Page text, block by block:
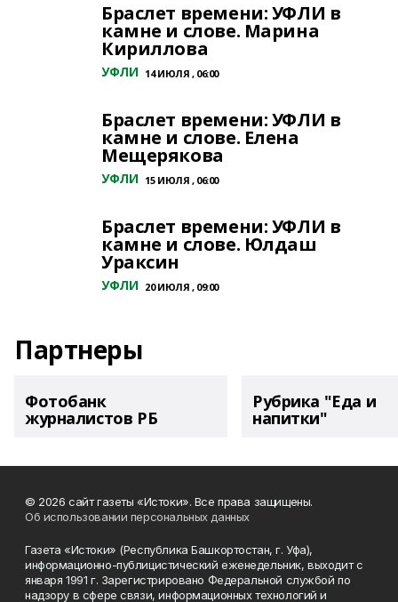
Браслет времени: УФЛИ в
камне и слове. Марина
Кириллова
УФЛИ 14 ИЮЛЯ , 06:00
Браслет времени: УФЛИ в
камне и слове. Елена
Мещерякова
УФЛИ 15 ИЮЛЯ , 06:00
Браслет времени: УФЛИ в
камне и слове. Юлдаш
Ураксин
УФЛИ 20 ИЮЛЯ , 09:00
Партнеры
Фотобанк
журналистов РБ
Рубрика "Еда и
напитки"
© 2026 сайт газеты «Истоки». Все права защищены.
Об использовании персональных данных
Газета «Истоки» (Республика Башкортостан, г. Уфа),
информационно-публицистический еженедельник, выходит с
января 1991 г. Зарегистрировано Федеральной службой по
надзору в сфере связи, информационных технологий и